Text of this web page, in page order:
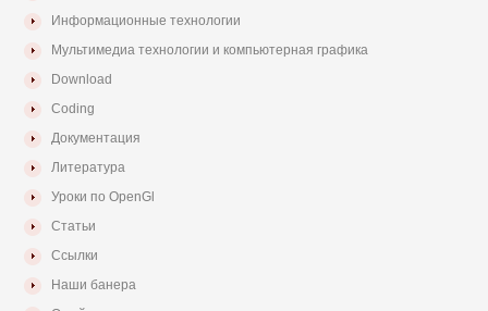
Информационные технологии
Мультимедиа технологии и компьютерная графика
Download
Coding
Документация
Литература
Уроки по OpenGl
Статьи
Ссылки
Наши банера